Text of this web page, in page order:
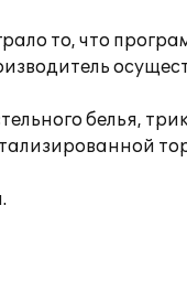
то, что
белья,